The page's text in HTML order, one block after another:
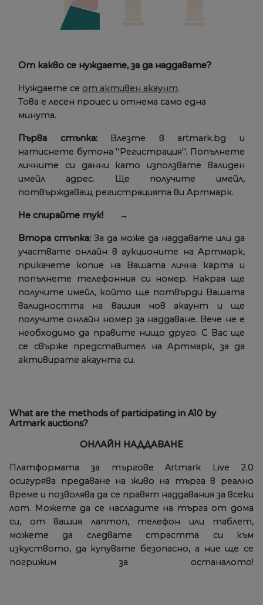
От какво се нуждаете, за да наддавате?
Нуждаете се от активен акаунт.
Това е лесен процес и отнема само една
минута.
Първа стъпка:Влезте в artmark.bg и
натиснете бутона ''Регистрация''. Попълнете
личните си данни като използвате валиден
имейл адрес. Ще получите имейл,
потвърждаващ регистрацията ви Артмарк.
Не спирайте тук! →
Втора стъпка: За да може да наддавате или да
участвате онлайн в аукционите на Артмарк,
прикачете копие на Вашата лична карта и
попълнете телефонния си номер. Накрая ще
получите имейл, който ще потвърди Вашата
валидността на вашия нов акаунт и ще
получите онлайн номер за наддаване. Вече не е
необходимо да правите нищо друго. С Вас ще
се свърже представител на Артмарк, за да
активирате акаунта си.
What are the methods of participating in A10 by
Artmark auctions?
ОНЛАЙН НАДДАВАНЕ
Платформата за търгове Artmark Live 2.0
осигурява предаване на живо на търга в реално
време и позволява да се правят наддавания за всеки
лот. Можете да се насладите на търга от дома
си, от вашия лаптоп, телефон или таблет,
можете да следвате страстта си към
изкуството, да купувате безопасно, а ние ще се
погрижим за останалото!